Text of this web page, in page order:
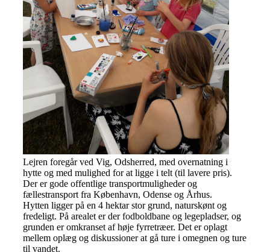
Lejren foregår ved Vig, Odsherred, med overnatning i
hytte og med mulighed for at ligge i telt (til lavere pris).
Der er gode offentlige transportmuligheder og
fællestransport fra København, Odense og Århus.
Hytten ligger på en 4 hektar stor grund, naturskønt og
fredeligt. På arealet er der fodboldbane og legepladser, og
grunden er omkranset af høje fyrretræer. Det er oplagt
mellem oplæg og diskussioner at gå ture i omegnen og ture
til vandet.